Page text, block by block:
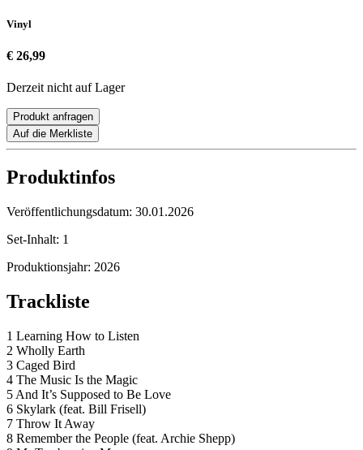
Vinyl
€ 26,99
Derzeit nicht auf Lager
Produkt anfragen
Auf die Merkliste
Produktinfos
Veröffentlichungsdatum: 30.01.2026
Set-Inhalt: 1
Produktionsjahr: 2026
Trackliste
1 Learning How to Listen
2 Wholly Earth
3 Caged Bird
4 The Music Is the Magic
5 And It’s Supposed to Be Love
6 Skylark (feat. Bill Frisell)
7 Throw It Away
8 Remember the People (feat. Archie Shepp)